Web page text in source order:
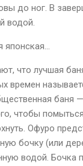
до ног. В
водой.
что лучшая
времен
баня
чтобы
Офуро
бочку (или
водой. Бочка